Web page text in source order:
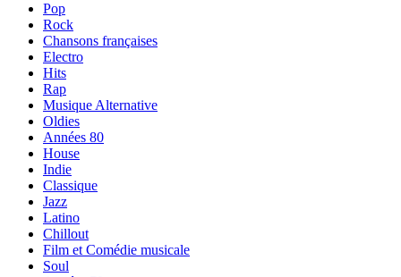
Pop
Rock
Chansons françaises
Electro
Hits
Rap
Musique Alternative
Oldies
Années 80
House
Indie
Classique
Jazz
Latino
Chillout
Film et Comédie musicale
Soul